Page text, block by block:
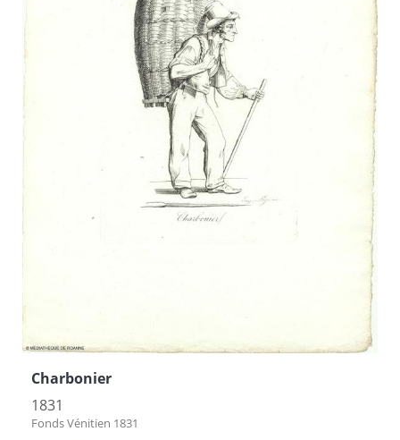
Charbonier
1831
Fonds Vénitien 1831